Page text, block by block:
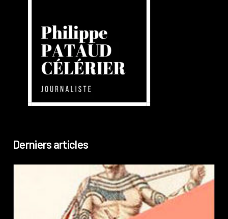
Derniers articles